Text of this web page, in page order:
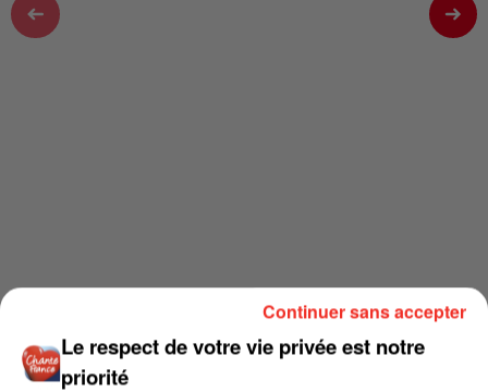
Le respect de votre vie privée est notre
priorité
Continuer sans accepter